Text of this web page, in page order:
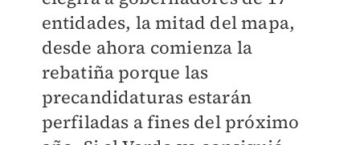
entidades, la mitad del mapa,
desde ahora comienza la
rebatiña porque las
precandidaturas estarán
perfiladas a fines del próximo